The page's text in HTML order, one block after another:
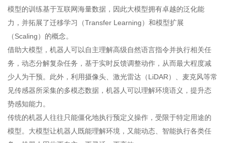
模型的训练基于互联网海量数据，因此大模型拥有卓越的泛化能
力，并拓展了迁移学习（Transfer Learning）和模型扩展
（Scaling）的概念。
借助大模型，机器人可以自主理解高级自然语言指令并执行相关任
务，动态分解复杂任务，基于实时反馈调整动作，从而最大程度减
少人为干预。此外，利用摄像头、激光雷达（LiDAR）、麦克风等常
见传感器所采集的多模态数据，机器人可以理解环境语义，提升态
势感知能力。
传统的机器人往往只能僵化地执行预定义操作，受限于特定用途的
模型。大模型让机器人既能理解环境，又能动态、智能执行各类任